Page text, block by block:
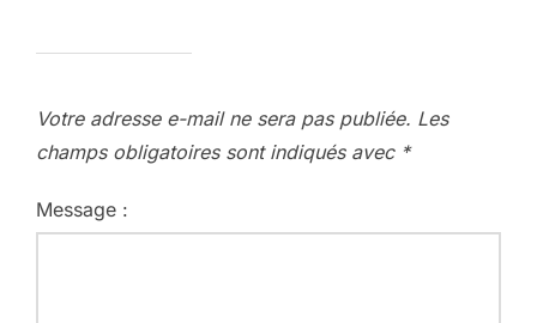
Votre adresse e-mail ne sera pas publiée. Les
champs obligatoires sont indiqués avec *
Message :